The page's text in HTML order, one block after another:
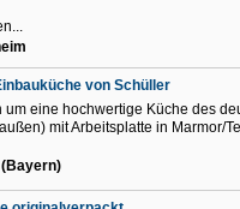
von Schüller
um eine hochwertige Küche des
mit Arbeitsplatte in Marmor/